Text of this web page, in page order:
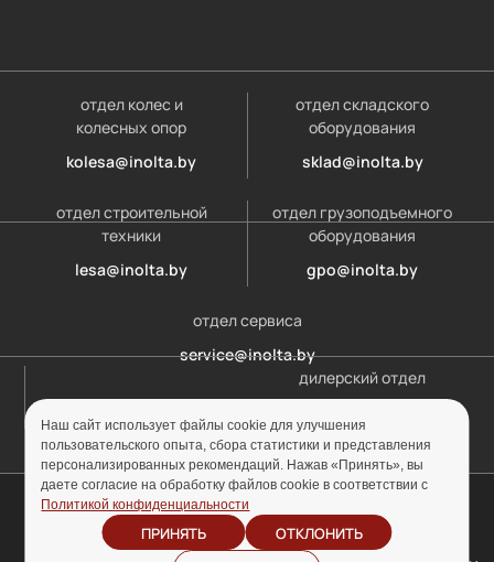
отдел колес и
колесных опор
kolesa@inolta.by
отдел складского
оборудования
sklad@inolta.by
отдел строительной
техники
lesa@inolta.by
отдел грузоподъемного
оборудования
gpo@inolta.by
отдел сервиса
service@inolta.by
дилерский отдел
© ООО «Инолта» 2010-2026 г. УНП 691302759
Политика
Отзыв согласия на
Наш сайт использует файлы cookie для улучшения
пользовательского опыта, сбора статистики и представления
персонализированных рекомендаций. Нажав «Принять», вы
даете согласие на обработку файлов cookie в соответствии с
Политикой конфиденциальности
ПРИНЯТЬ
ОТКЛОНИТЬ